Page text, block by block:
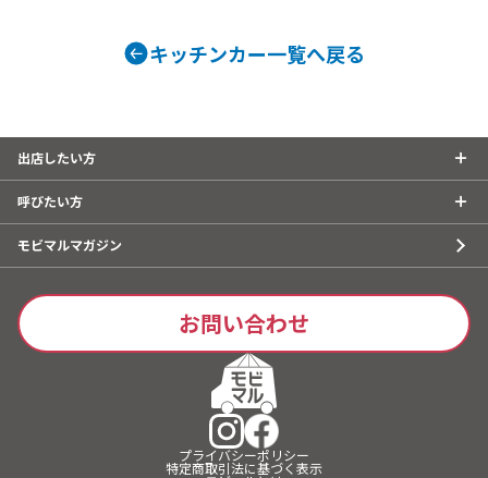
キッチンカー一覧へ戻る
出店したい方
呼びたい方
モビマルマガジン
お問い合わせ
プライバシーポリシー
特定商取引法に基づく表示